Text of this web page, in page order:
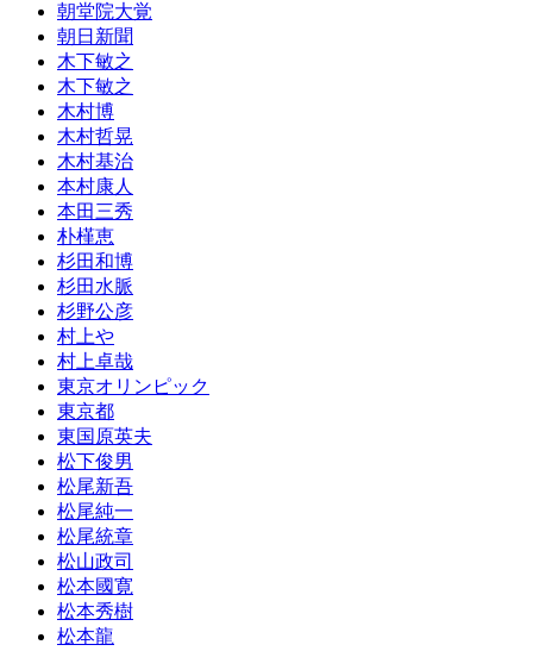
朝堂院大覚
朝日新聞
木下敏之
木下敏之
木村博
木村哲晃
木村基治
本村康人
本田三秀
朴槿恵
杉田和博
杉田水脈
杉野公彦
村上や
村上卓哉
東京オリンピック
東京都
東国原英夫
松下俊男
松尾新吾
松尾純一
松尾統章
松山政司
松本國寛
松本秀樹
松本龍